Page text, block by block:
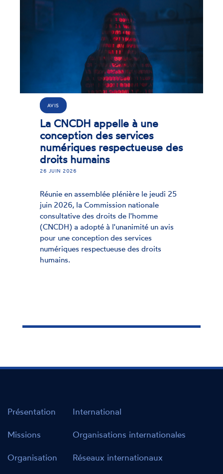
La CNCDH appelle à une
conception des services
numériques respectueuse des
droits humains
26 JUIN 2026
Réunie en assemblée plénière le jeudi 25
juin 2026, la Commission nationale
consultative des droits de l'homme
(CNCDH) a adopté à l'unanimité un avis
pour une conception des services
numériques respectueuse des droits
humains.
Présentation
Missions
Organisation
International
Organisations internationales
Réseaux internationaux